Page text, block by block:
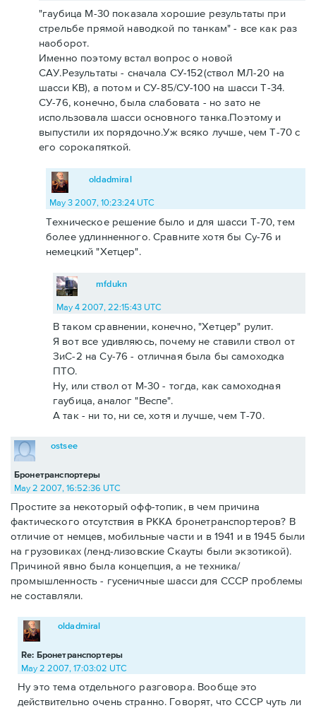
"гаубица М-30 показала хорошие результаты при
стрельбе прямой наводкой по танкам" - все как раз
наоборот.
Именно поэтому встал вопрос о новой
САУ.Результаты - сначала СУ-152(ствол МЛ-20 на
шасси КВ), а потом и СУ-85/СУ-100 на шасси Т-34.
СУ-76, конечно, была слабовата - но зато не
использовала шасси основного танка.Поэтому и
выпустили их порядочно.Уж всяко лучше, чем Т-70 с
его сорокапяткой.
oldadmiral
May 3 2007, 10:23:24 UTC
Техническое решение было и для шасси Т-70, тем
более удлинненного. Сравните хотя бы Су-76 и
немецкий "Хетцер".
mfdukn
May 4 2007, 22:15:43 UTC
В таком сравнении, конечно, "Хетцер" рулит.
Я вот все удивляюсь, почему не ставили ствол от
ЗиС-2 на Су-76 - отличная была бы самоходка
ПТО.
Ну, или ствол от М-30 - тогда, как самоходная
гаубица, аналог "Веспе".
А так - ни то, ни се, хотя и лучше, чем Т-70.
Бронетранспортеры
ostsee
May 2 2007, 16:52:36 UTC
Простите за некоторый офф-топик, в чем причина
фактического отсутствия в РККА бронетранспортеров? В
отличие от немцев, мобильные части и в 1941 и в 1945 были
на грузовиках (ленд-лизовские Скауты были экзотикой).
Причиной явно была концепция, а не техника/
промышленность - гусеничные шасси для СССР проблемы
не составляли.
Re: Бронетранспортеры
oldadmiral
May 2 2007, 17:03:02 UTC
Ну это тема отдельного разговора. Вообще это
действительно очень странно. Говорят, что СССР чуть ли